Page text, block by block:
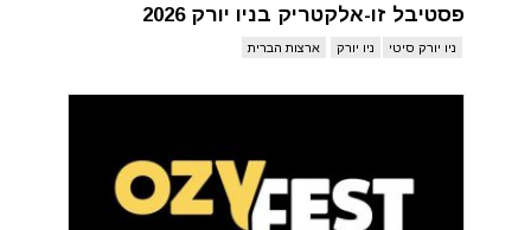
פסטיבל זו-אלקטריק בניו יורק 2026
ניו יורק סיטי ניו יורק ארצות הברית